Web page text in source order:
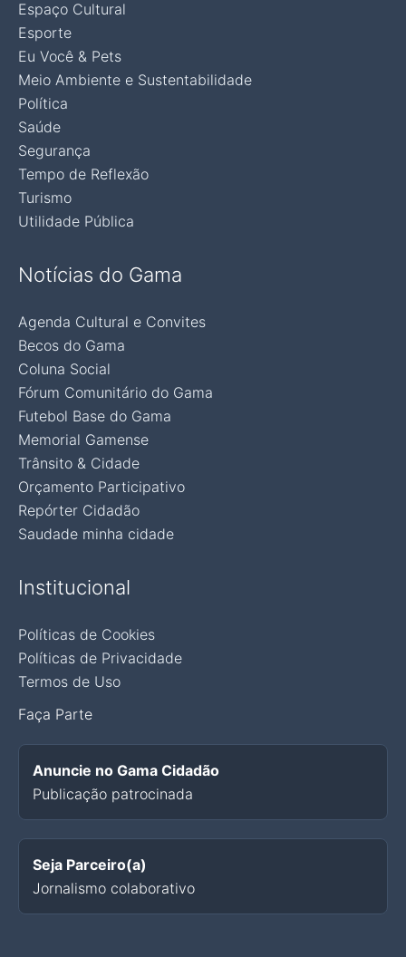
Espaço Cultural
Esporte
Eu Você & Pets
Meio Ambiente e Sustentabilidade
Política
Saúde
Segurança
Tempo de Reflexão
Turismo
Utilidade Pública
Notícias do Gama
Agenda Cultural e Convites
Becos do Gama
Coluna Social
Fórum Comunitário do Gama
Futebol Base do Gama
Memorial Gamense
Trânsito & Cidade
Orçamento Participativo
Repórter Cidadão
Saudade minha cidade
Institucional
Políticas de Cookies
Políticas de Privacidade
Termos de Uso
Faça Parte
Anuncie no Gama Cidadão
Publicação patrocinada
Seja Parceiro(a)
Jornalismo colaborativo